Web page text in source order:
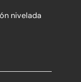
nivelada